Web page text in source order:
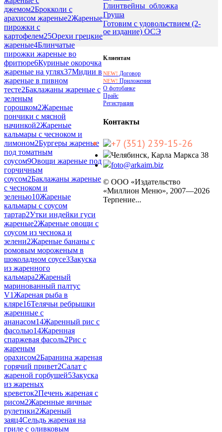
джемом2Брокколи с
арахисом жареные2Жареные
пирожки с
картофелем25Орехи грецкие
жареные4Блинчатые
пирожки жареные во
фритюре6Куриные окорочка
жареные на углях37Мидии в
жареные в пивном
тесте2Баклажаны жареные с
зеленым
горошком2Жареные
пончики с мясной
начинкой2Жареные
кальмары с чесноком и
лимоном2Бургеры жареные
под томатным
соусом9Овощи жареные под
горчичным
соусом2Баклажаны жареные
с чесноком и
зеленью10Жареные
кальмары с соусом
тартар2Утки индейки гуси
жареные2Жареные овощи с
соусом из чеснока и
зелени2Жареные бананы с
ромовым мороженым в
шоколадном соусе3Закуска
из жаренного
кальмара2Жареный
маринованный палтус
V1Жареная рыба в
кляре16Телячьи ребрышки
жаренные с
ананасом14Жаренный рис с
фасолью14Жаренная
спаржевая фасоль2Рис с
жареным
орахисом2Баранина жареная
горячий привет2Салат с
жареной горбушей5Закуска
из жареных
креветок2Печень жареная с
рисом2Жаренные яичные
рулетики2Жареный
заяц4Сельдь жареная на
гриле с оливковым
Глинтвейны_обложка
Груша
Готовим с удовольствием (2-
ое издание) ОСЭ
Клиентам
NEW! Договор
NEW! Приложения
О фотобанке
Прайс
Регистрация
Контакты
+7 (351) 239-15-26
Челябинск, Карла Маркса 38
foto@arkaim.biz
© ООО «Издательство
«Миллион Меню», 2007—2026
Терпение...